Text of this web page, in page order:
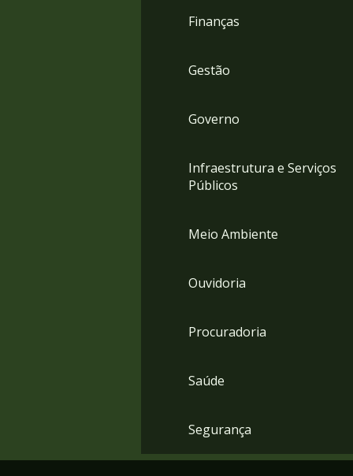
Finanças
Gestão
Governo
Infraestrutura e Serviços
Públicos
Meio Ambiente
Ouvidoria
Procuradoria
Saúde
Segurança